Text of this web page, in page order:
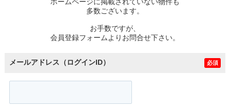
ホームページに掲載されていない物件も
多数ございます。
お手数ですが、
会員登録フォームよりお問合せ下さい。
メールアドレス（ログインID） 必須